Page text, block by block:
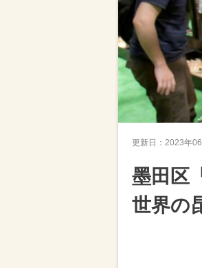
更新日： 2023年
墨田区
世界の